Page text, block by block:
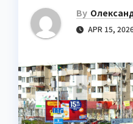
By
APR 15,